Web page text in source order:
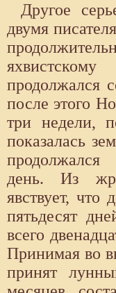
Другое
двумя
продолжался
после этого
три недели,
показалась
день. Из
явствует,
пятьдесят
всего
Принимая во
принят